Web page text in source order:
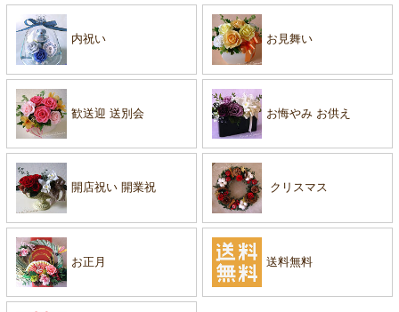
内祝い お見舞い
歓送迎 送別会 お悔やみ お供え
開店祝い 開業祝 クリスマス
お正月 送料無料